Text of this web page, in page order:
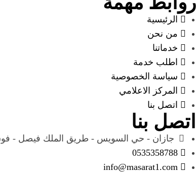
الرئيسية
من نحن
خدماتنا
اطلب خدمة
سياسة الخصوصية
المركز الاعلامي
اتصل بنا
اتصل بنا
جازان - حي السويس - طريق الملك فيصل -
0535358788
info@masarat1.com